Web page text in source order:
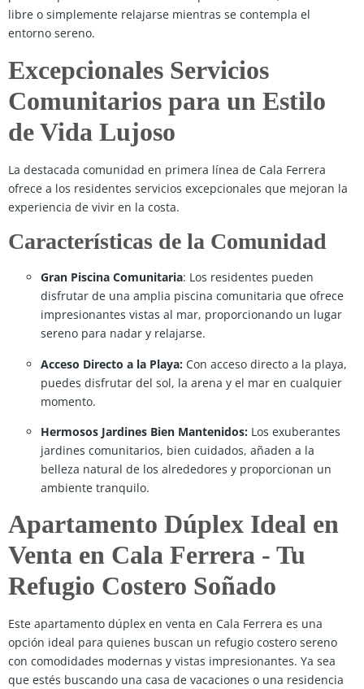
libre o simplemente relajarse mientras se contempla el
entorno sereno.
Excepcionales Servicios
Comunitarios para un Estilo
de Vida Lujoso
La destacada comunidad en primera línea de Cala Ferrera
ofrece a los residentes servicios excepcionales que mejoran la
experiencia de vivir en la costa.
Características de la Comunidad
Gran Piscina Comunitaria: Los residentes pueden
disfrutar de una amplia piscina comunitaria que ofrece
impresionantes vistas al mar, proporcionando un lugar
sereno para nadar y relajarse.
Acceso Directo a la Playa: Con acceso directo a la playa,
puedes disfrutar del sol, la arena y el mar en cualquier
momento.
Hermosos Jardines Bien Mantenidos: Los exuberantes
jardines comunitarios, bien cuidados, añaden a la
belleza natural de los alrededores y proporcionan un
ambiente tranquilo.
Apartamento Dúplex Ideal en
Venta en Cala Ferrera - Tu
Refugio Costero Soñado
Este apartamento dúplex en venta en Cala Ferrera es una
opción ideal para quienes buscan un refugio costero sereno
con comodidades modernas y vistas impresionantes. Ya sea
que estés buscando una casa de vacaciones o una residencia